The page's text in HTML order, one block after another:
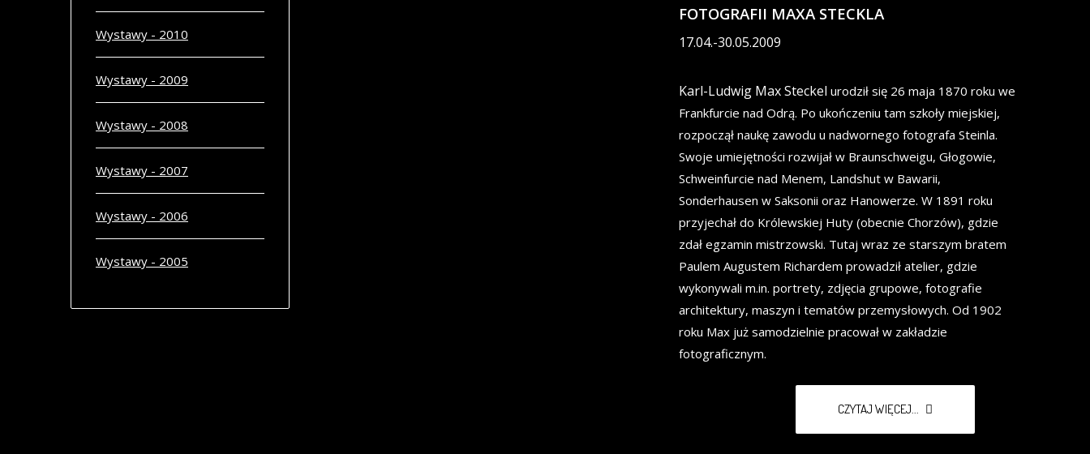
FOTOGRAFII MAXA STECKLA
17.04.-30.05.2009
Karl-Ludwig Max Steckel urodził się 26 maja 1870 roku we
Frankfurcie nad Odrą. Po ukończeniu tam szkoły miejskiej,
rozpoczął naukę zawodu u nadwornego fotografa Steinla.
Swoje umiejętności rozwijał w Braunschweigu, Głogowie,
Schweinfurcie nad Menem, Landshut w Bawarii,
Sonderhausen w Saksonii oraz Hanowerze. W 1891 roku
przyjechał do Królewskiej Huty (obecnie Chorzów), gdzie
zdał egzamin mistrzowski. Tutaj wraz ze starszym bratem
Paulem Augustem Richardem prowadził atelier, gdzie
wykonywali m.in. portrety, zdjęcia grupowe, fotografie
architektury, maszyn i tematów przemysłowych. Od 1902
roku Max już samodzielnie pracował w zakładzie
fotograficznym.
CZYTAJ WIĘCEJ...
Wystawy - 2010
Wystawy - 2009
Wystawy - 2008
Wystawy - 2007
Wystawy - 2006
Wystawy - 2005